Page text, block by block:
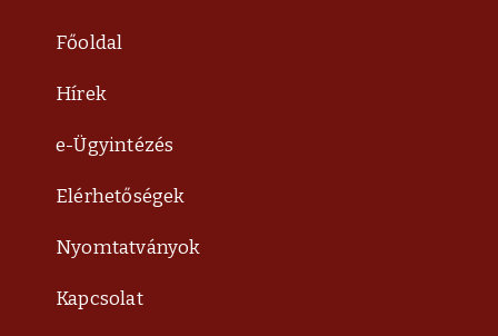
Főoldal
Hírek
e-Ügyintézés
Elérhetőségek
Nyomtatványok
Kapcsolat